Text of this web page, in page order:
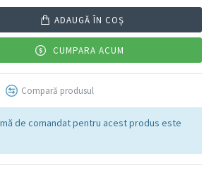
ADAUGĂ ÎN COŞ
CUMPARA ACUM
Compară produsul
de comandat pentru acest produs este